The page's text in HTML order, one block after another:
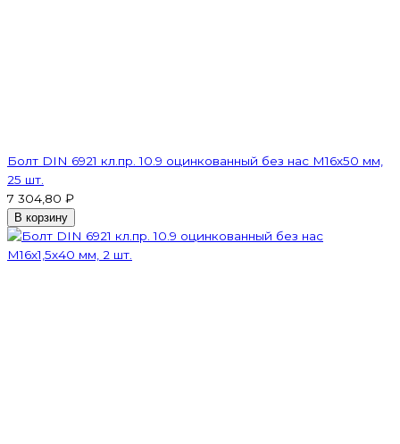
Болт DIN 6921 кл.пр. 10.9 оцинкованный без нас М16х50 мм,
25 шт.
7 304,80 ₽
В корзину